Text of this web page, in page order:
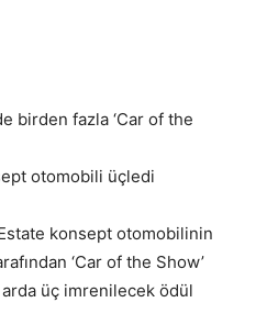
birden fazla ‘Car of the
otomobili üçledi
konsept otomobilinin
‘Car of the Show’
üç imrenilecek ödül